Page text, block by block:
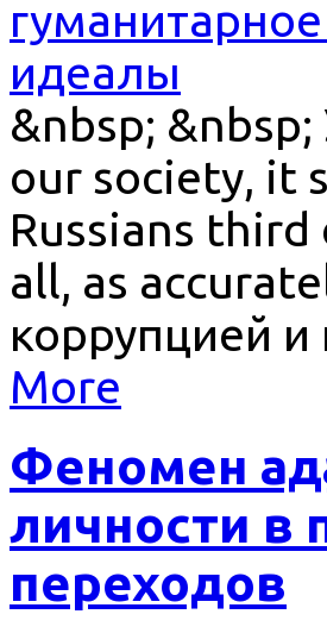
идеалы
&nbsp;
our society, it
Russians
all, as
коррупцией и
More
Феномен
личности в
переходов